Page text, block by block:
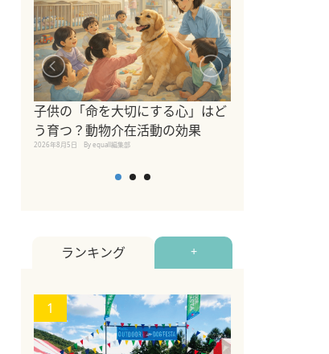
子供の「命を大切にする心」はど
う育つ？動物介在活動の効果
2026年8月5日 By equall編集部
ランキング +
1